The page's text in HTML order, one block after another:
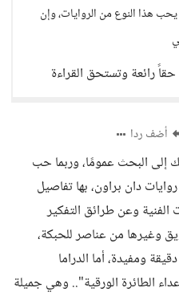
هذا النوع من الروايات، وإن
حقاً رائعة وتستحق القراءة
أضف ردا
إلى البحث عمومًا، وربما حب
دان براون، بها تفاصيل
وعن طرائق التفكير
وغيرها من عناصر للحبكة،
ومفيدة، أما الدراما
الطائرة الورقية".. وهي جميلة